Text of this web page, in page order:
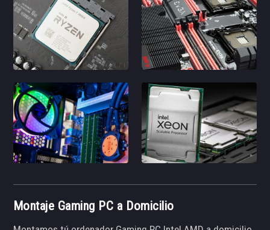
Montaje Gaming PC a Domicilio